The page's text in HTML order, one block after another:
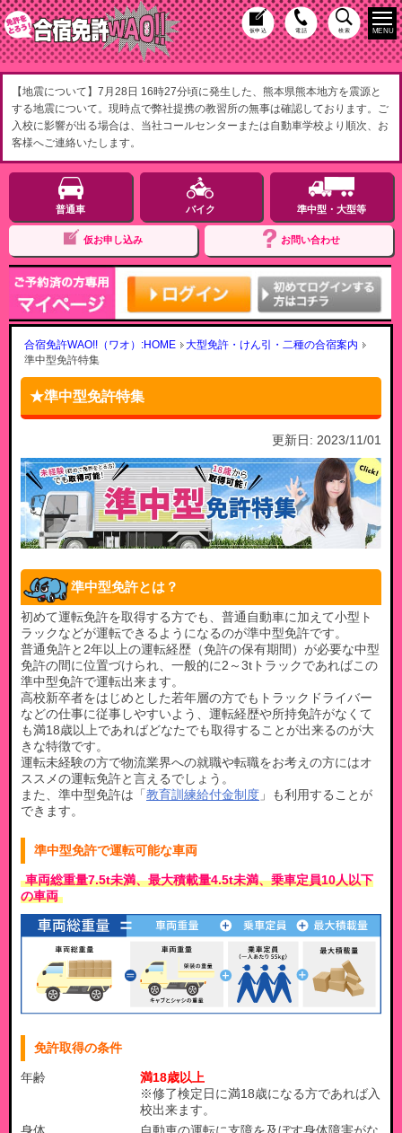
仮申込 電話 検索
【地震について】7月28日 16時27分頃に発生した、熊本県熊本地方を震源と
する地震について。現時点で弊社提携の教習所の無事は確認しております。ご
入校に影響が出る場合は、当社コールセンターまたは自動車学校より順次、お
客様へご連絡いたします。
普通車 バイク 準中型・大型等
仮お申し込み お問い合わせ
MENU
合宿免許WAO!!（ワオ）:HOME
大型免許・けん引・二種の合宿案内
準中型免許特集
準中型免許特集
更新日: 2023/11/01
準中型免許とは？
初めて運転免許を取得する方でも、普通自動車に加えて小型ト
ラックなどが運転できるようになるのが準中型免許です。
普通免許と2年以上の運転経歴（免許の保有期間）が必要な中型
免許の間に位置づけられ、一般的に2～3tトラックであればこの
準中型免許で運転出来ます。
高校新卒者をはじめとした若年層の方でもトラックドライバー
などの仕事に従事しやすいよう、運転経歴や所持免許がなくて
も満18歳以上であればどなたでも取得することが出来るのが大
きな特徴です。
運転未経験の方で物流業界への就職や転職をお考えの方にはオ
ススメの運転免許と言えるでしょう。
また、準中型免許は「 教育訓練給付金制度 」も利用することが
できます。
準中型免許で運転可能な車両
車両総重量7.5t未満、最大積載量4.5t未満、乗車定員10人以下
の車両
免許取得の条件
年齢
満18歳以上
※修了検定日に満18歳になる方であれば入
校出来ます。